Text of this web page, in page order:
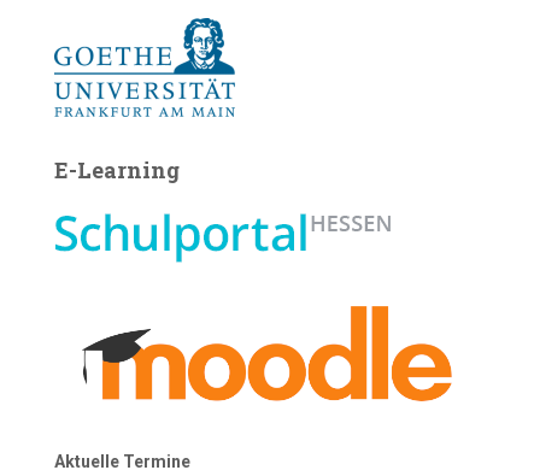
E-Learning
Aktuelle Termine